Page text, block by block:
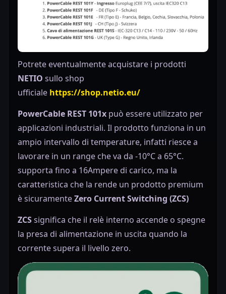
Potrete eventualmente acquistare i prodotti
NETIO sullo shop
ufficiale https://shop.netio.eu/
PowerCable REST 101x può essere utilizzato per
applicazioni industriali. Il prodotto funziona in un
ampio intervallo di temperature, infatti riesce a
lavorare in un range che va da -10°C a 65°C.
supporta fino a 16Ampere di carico, ma la
caratteristica che la rende un prodotto premium
è sicuramenteZero Current Switching (ZCS)
ZCSsignifica che il relè interno accende o spegne
la presa di alimentazione in uscita quando la
corrente supera il livello zero.